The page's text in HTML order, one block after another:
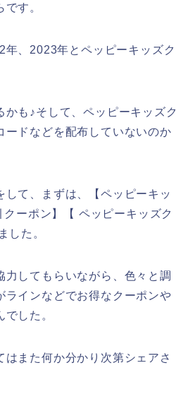
す。
、2023年とペッピーキッズク
も♪そして、ペッピーキッズク
ードなどを配布していないのか
て、まずは、【ペッピーキッ
ーポン】【 ペッピーキッズク
した。
してもらいながら、色々と調
インなどでお得なクーポンや
した。
また何か分かり次第シェアさ